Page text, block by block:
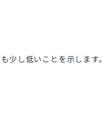
し低いことを示します。